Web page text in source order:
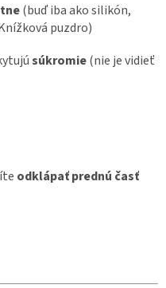
(buď iba ako silikón,
puzdro)
súkromie(nie je vidieť
odklápať prednú časť